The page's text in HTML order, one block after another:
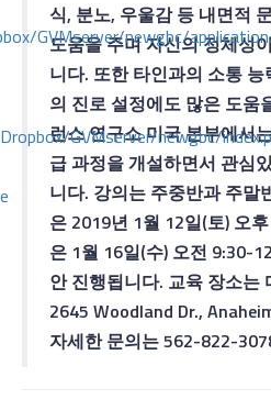
GVMserver/newgbc/
GVMserver/newgbc/
식, 분노, 우울감 등 내면적
도움을 주며 자신의 정체성
니다. 또한 타인과의 소통
의 진로 설정에도 많은 도움
런스 연구소 미국 본부에서
급 과정을 개설하면서 관심
니다. 강의는 주중반과 주말
은 2019년 1월 12일(토) 오
은 1월 16일(수) 오전 9:30-
안 진행됩니다. 교육 장소는
2645 Woodland Dr.,
자세한 문의는 562-822-